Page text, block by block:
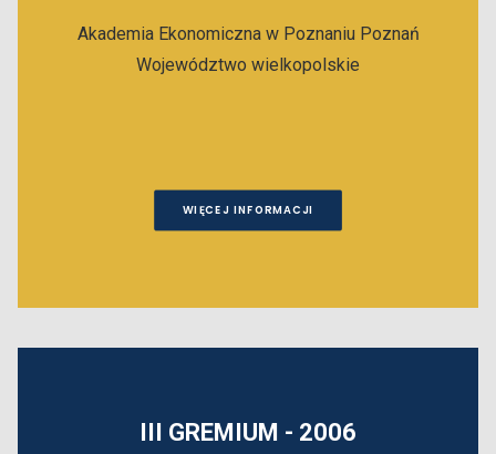
Akademia Ekonomiczna w Poznaniu Poznań
Województwo wielkopolskie
WIĘCEJ INFORMACJI
III GREMIUM - 2006